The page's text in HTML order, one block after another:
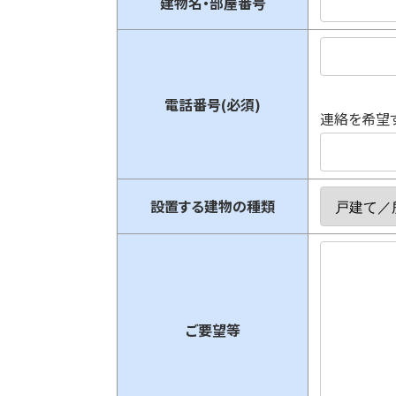
電話番号(必須)
連絡を希望
設置する建物の種類
ご要望等